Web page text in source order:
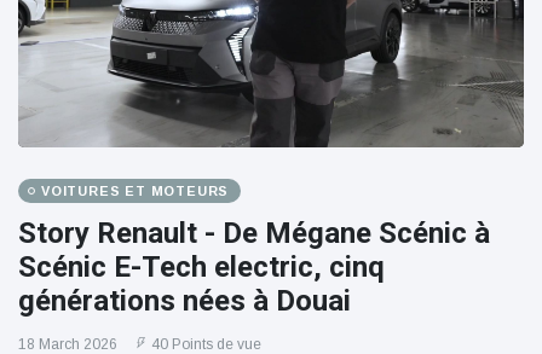
VOITURES ET MOTEURS
Story Renault - De Mégane Scénic à
Scénic E-Tech electric, cinq
générations nées à Douai
18 March 2026 40 Points de vue